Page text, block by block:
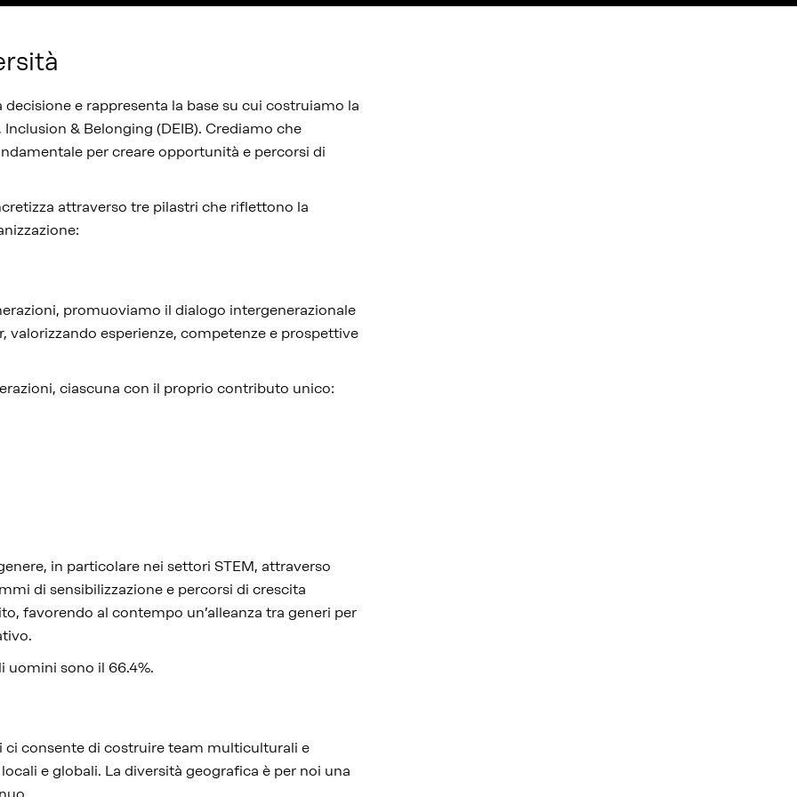
e rappresenta la base su cui costruiamo la
& Belonging (DEIB). Crediamo che
per creare opportunità e percorsi di
attraverso tre pilastri che riflettono la
promuoviamo il dialogo intergenerazionale
valorizzando esperienze, competenze e prospettive
ciascuna con il proprio contributo unico:
in particolare nei settori STEM, attraverso
di sensibilizzazione e percorsi di crescita
favorendo al contempo un’alleanza tra generi per
uomini sono il 66.4%.
ci consente di costruire team multiculturali e
e globali. La diversità geografica è per noi una